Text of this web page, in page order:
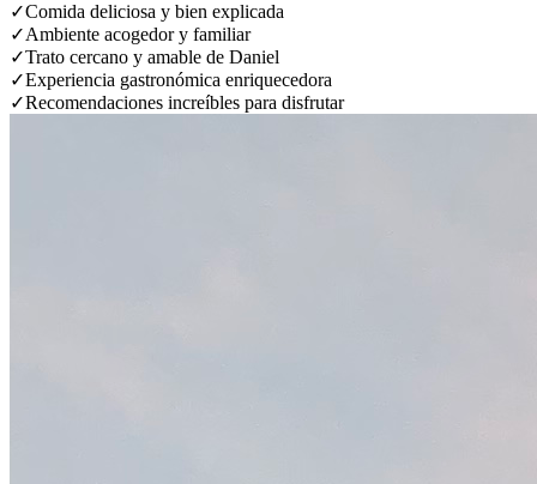
✓Comida deliciosa y bien explicada
✓Ambiente acogedor y familiar
✓Trato cercano y amable de Daniel
✓Experiencia gastronómica enriquecedora
✓Recomendaciones increíbles para disfrutar